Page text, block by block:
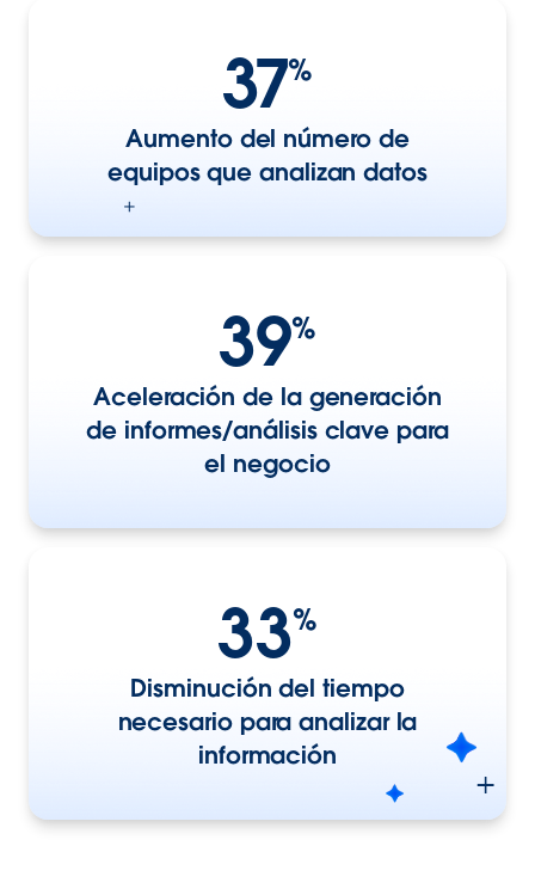
37%
Aumento del número de
equipos que analizan datos
39%
Aceleración de la generación
de informes/análisis clave para
el negocio
33%
Disminución del tiempo
necesario para analizar la
información